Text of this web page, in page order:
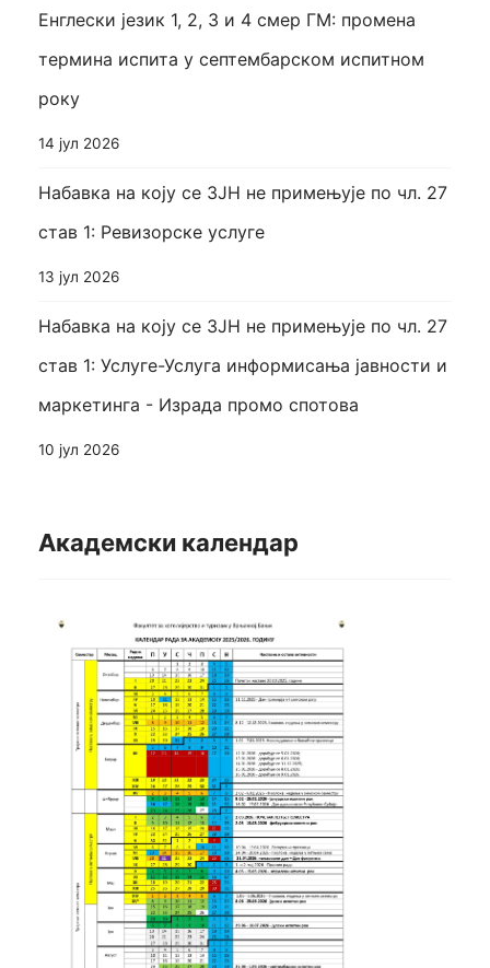
Енглески језик 1, 2, 3 и 4 смер ГМ: промена
термина испита у септембарском испитном
року
14 јул 2026
Набавка на коју се ЗЈН не примењује по чл. 27
став 1: Ревизорске услуге
13 јул 2026
Набавка на коју се ЗЈН не примењује по чл. 27
став 1: Услуге-Услуга информисања јавности и
маркетинга - Израда промо спотова
10 јул 2026
Академски календар